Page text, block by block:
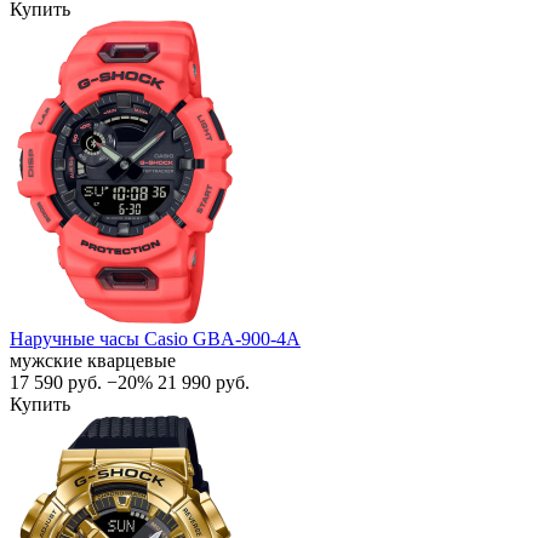
Купить
Наручные часы Casio GBA-900-4A
мужские кварцевые
17 590 руб. −20% 21 990 руб.
Купить